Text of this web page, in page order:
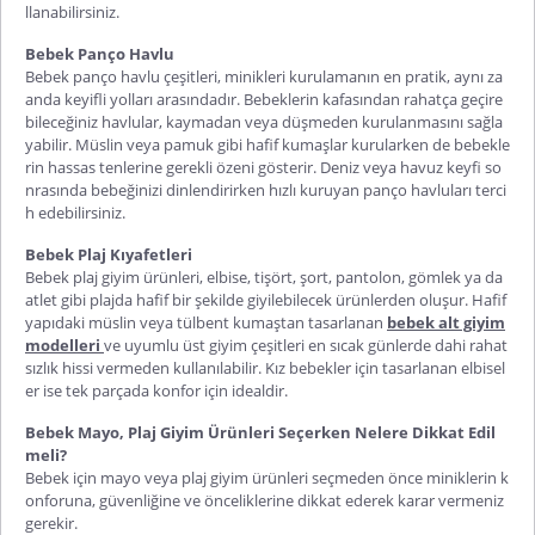
llanabilirsiniz.
Bebek Panço Havlu
Bebek panço havlu çeşitleri, minikleri kurulamanın en pratik, aynı za
anda keyifli yolları arasındadır. Bebeklerin kafasından rahatça geçire
bileceğiniz havlular, kaymadan veya düşmeden kurulanmasını sağla
yabilir. Müslin veya pamuk gibi hafif kumaşlar kurularken de bebekle
rin hassas tenlerine gerekli özeni gösterir. Deniz veya havuz keyfi so
nrasında bebeğinizi dinlendirirken hızlı kuruyan panço havluları terci
h edebilirsiniz.
Bebek Plaj Kıyafetleri
Bebek plaj giyim ürünleri, elbise, tişört, şort, pantolon, gömlek ya da
atlet gibi plajda hafif bir şekilde giyilebilecek ürünlerden oluşur. Hafif
yapıdaki müslin veya tülbent kumaştan tasarlanan bebek alt giyim
modelleri ve uyumlu üst giyim çeşitleri en sıcak günlerde dahi rahat
sızlık hissi vermeden kullanılabilir. Kız bebekler için tasarlanan elbisel
er ise tek parçada konfor için idealdir.
Bebek Mayo, Plaj Giyim Ürünleri Seçerken Nelere Dikkat Edil
meli?
Bebek için mayo veya plaj giyim ürünleri seçmeden önce miniklerin k
onforuna, güvenliğine ve önceliklerine dikkat ederek karar vermeniz
gerekir.